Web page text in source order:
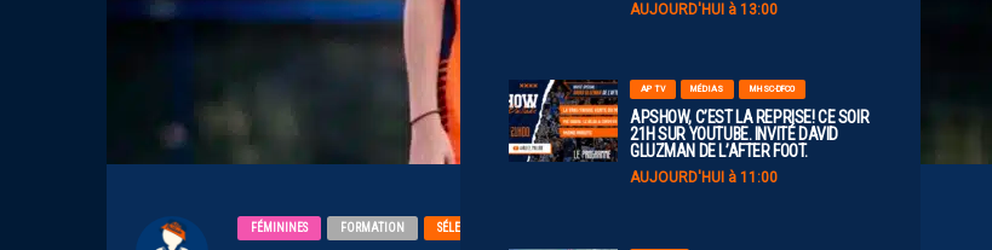
AUJOURD'HUI à 13:00
AP TV MÉDIAS MHSC-DFCO
APSHOW, C’EST LA REPRISE! CE SOIR
21H SUR YOUTUBE. INVITÉ DAVID
GLUZMAN DE L’AFTER FOOT.
AUJOURD'HUI à 11:00
FÉMININES FORMATION SÉLECTION